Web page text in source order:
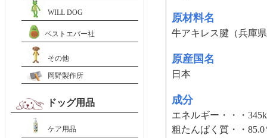
原材料名
牛アキレス腱（兵庫
原産国名
日本
成分
エネルギー・・・
粗たんぱく質・・
WILL DOG
ベストエバー社
その他
岡野製作所
ドッグ用品
ケア用品